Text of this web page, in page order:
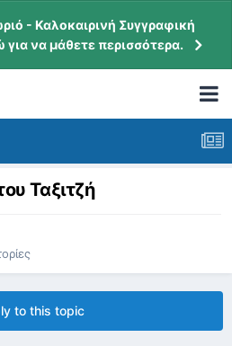
- Καλοκαιρινή Συγγραφική
να μάθετε περισσότερα.
Ταξιτζή
to this topic